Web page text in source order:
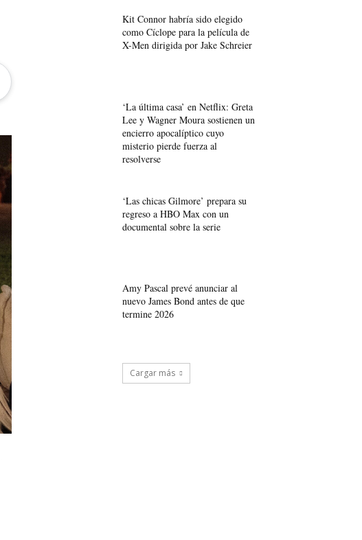
Kit Connor habría sido elegido
como Cíclope para la película de
X-Men dirigida por Jake Schreier
‘La última casa’ en Netflix: Greta
Lee y Wagner Moura sostienen un
encierro apocalíptico cuyo
misterio pierde fuerza al
resolverse
‘Las chicas Gilmore’ prepara su
regreso a HBO Max con un
documental sobre la serie
Amy Pascal prevé anunciar al
nuevo James Bond antes de que
termine 2026
Cargar más